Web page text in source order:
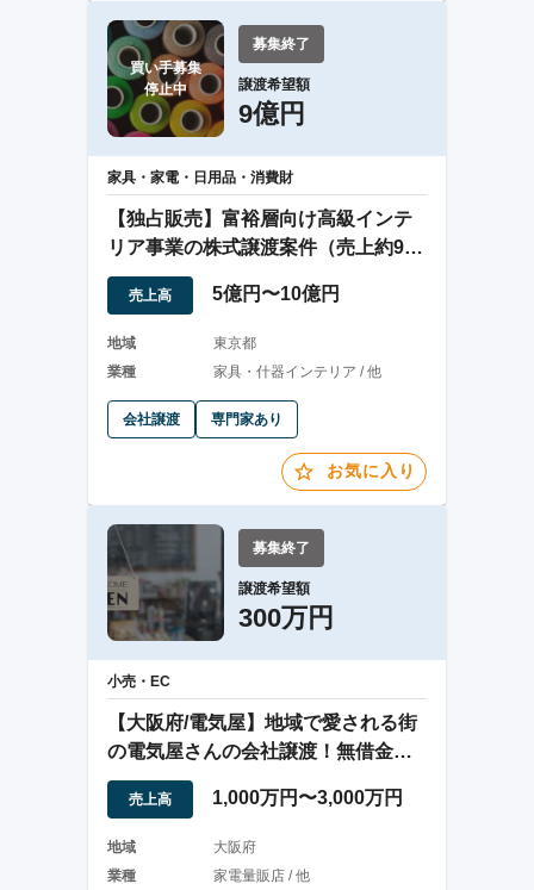
買い手募集
停止中
募集終了
譲渡希望額
9億円
家具・家電・日用品・消費財
【独占販売】富裕層向け高級インテ
リア事業の株式譲渡案件（売上約9億
円）
売上高 5億円〜10億円
地域
東京都
業種
家具・什器インテリア / 他
会社譲渡 専門家あり
お気に入り
募集終了
譲渡希望額
300万円
小売・EC
【大阪府/電気屋】地域で愛される街
の電気屋さんの会社譲渡！無借金経
営！
売上高 1,000万円〜3,000万円
地域
大阪府
業種
家電量販店 / 他